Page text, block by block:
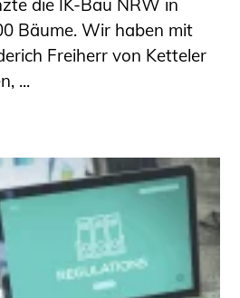
die IK-Bau NRW in
Bäume. Wir haben mit
Freiherr von Ketteler
...